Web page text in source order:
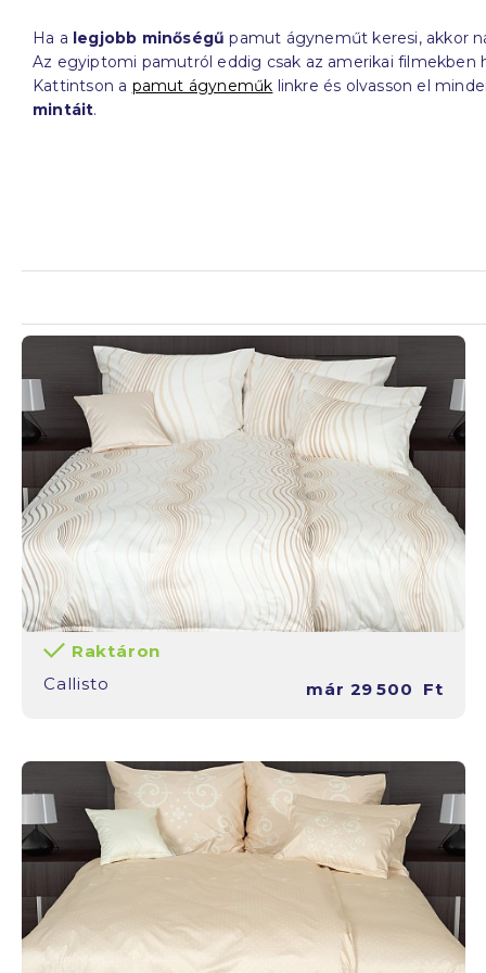
Ha a legjobb minőségű pamut ágyneműt keresi, akkor
Az egyiptomi pamutról eddig csak az amerikai filmekben
Kattintson a pamut ágyneműk linkre és olvasson el
mintáit.
Raktáron
Callisto
már 29 500 Ft